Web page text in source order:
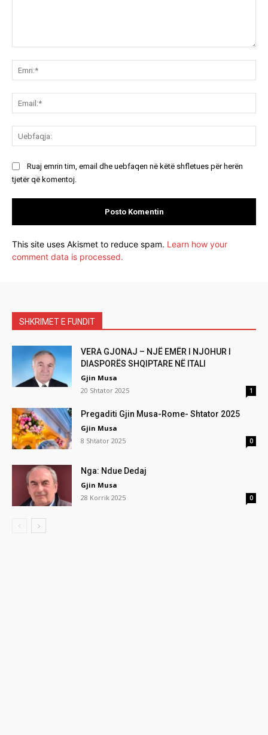
Ruaj emrin tim, email dhe uebfaqen në këtë shfletues për herën
tjetër që komentoj.
This site uses Akismet to reduce spam. Learn how your
comment data is processed.
SHKRIMET E FUNDIT
VERA GJONAJ – NJË EMËR I NJOHUR I
DIASPORËS SHQIPTARE NË ITALI
Gjin Musa
20 Shtator 2025
1
Pregaditi Gjin Musa-Rome- Shtator 2025
Gjin Musa
8 Shtator 2025
0
Nga: Ndue Dedaj
Gjin Musa
28 Korrik 2025
0